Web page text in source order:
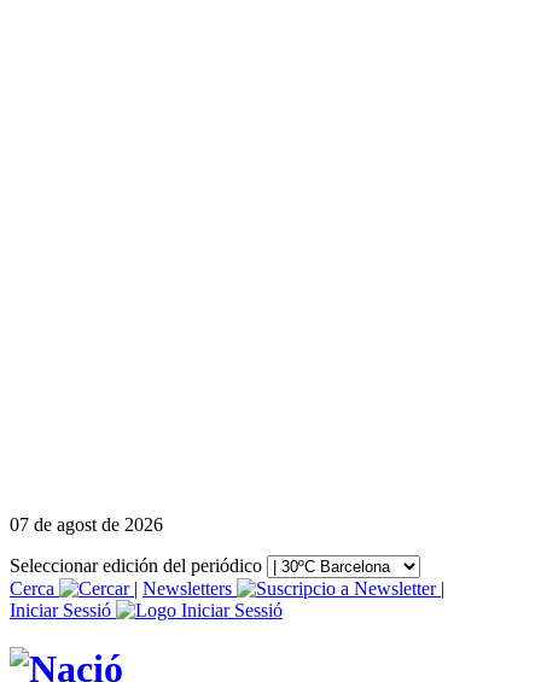
07 de agost de 2026
Seleccionar edición del periódico
Cerca
| Newsletters
|
Iniciar Sessió